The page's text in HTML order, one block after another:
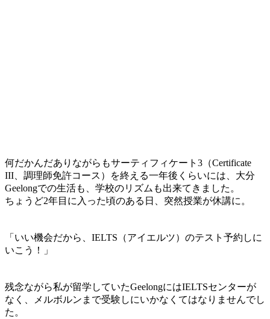
何だかんだありながらもサーティフィケート3（Certificate
III、調理師免許コース）
を終える一年後くらいには、大分
Geelongでの生活も、学校のリズムも出来てきました。
ちょうど2年目に入った頃のある日、突然授業が休講に。
「いい機会だから、IELTS（アイエルツ）のテスト予約しに
いこう！」
残念ながら私が留学していたGeelongにはIELTSセンターが
なく、メルボルンまで受験しにいかなくてはなりませんでし
た。